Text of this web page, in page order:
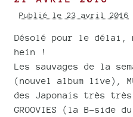
Publié le 23 avril 2016
Désolé pour le délai,
hein !
Les sauvages de la
(nouvel album live),
des Japonais très
GROOVIES (la B-side